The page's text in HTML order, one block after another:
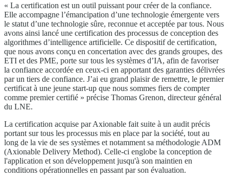
« La certification est un outil puissant pour créer de la confiance.
Elle accompagne l’émancipation d’une technologie émergente vers
le statut d’une technologie sûre, reconnue et acceptée par tous. Nous
avons ainsi lancé une certification des processus de conception des
algorithmes d’intelligence artificielle. Ce dispositif de certification,
que nous avons conçu en concertation avec des grands groupes, des
ETI et des PME, porte sur tous les systèmes d’IA, afin de favoriser
la confiance accordée en ceux-ci en apportant des garanties délivrées
par un tiers de confiance. J’ai eu grand plaisir de remettre, le premier
certificat à une jeune start-up que nous sommes fiers de compter
comme premier certifié » précise Thomas Grenon, directeur général
du LNE.
La certification acquise par Axionable fait suite à un audit précis
portant sur tous les processus mis en place par la société, tout au
long de la vie de ses systèmes et notamment sa méthodologie ADM
(Axionable Delivery Method). Celle-ci englobe la conception de
l'application et son développement jusqu'à son maintien en
conditions opérationnelles en passant par son évaluation.